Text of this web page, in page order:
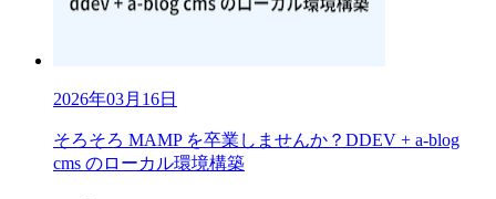
2026年03月16日
そろそろ MAMP を卒業しませんか？DDEV + a-blog
cms のローカル環境構築